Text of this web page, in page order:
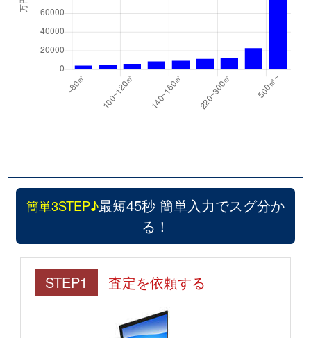
簡単3STEP♪最短45秒 簡単入力でスグ分か
る！
STEP1 査定を依頼する